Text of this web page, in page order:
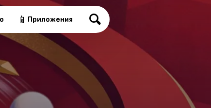
📱 Приложения